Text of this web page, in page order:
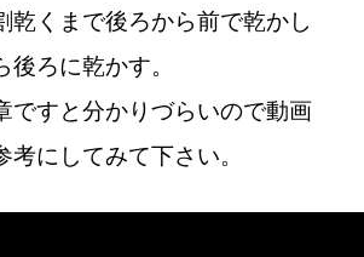
くまで後ろから前で乾かし
ろに乾かす。
ですと分かりづらいので動画
考にしてみて下さい。